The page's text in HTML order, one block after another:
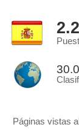
Páginas vistas